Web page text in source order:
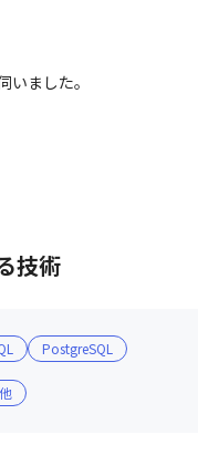
ました。
技術
PostgreSQL